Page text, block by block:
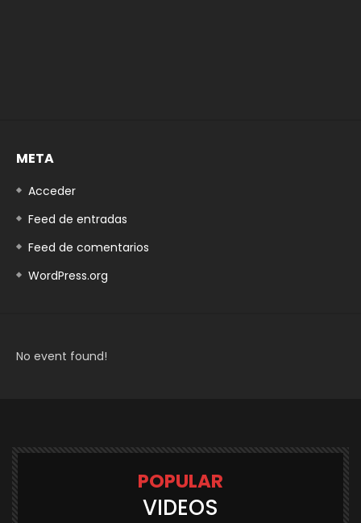
META
Acceder
Feed de entradas
Feed de comentarios
WordPress.org
No event found!
POPULAR
VIDEOS